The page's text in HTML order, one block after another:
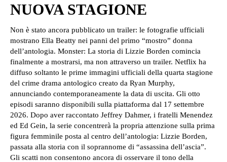
NUOVA STAGIONE
Non è stato ancora pubblicato un trailer: le fotografie ufficiali
mostrano Ella Beatty nei panni del primo “mostro” donna
dell’antologia. Monster: La storia di Lizzie Borden comincia
finalmente a mostrarsi, ma non attraverso un trailer. Netflix ha
diffuso soltanto le prime immagini ufficiali della quarta stagione
del crime drama antologico creato da Ryan Murphy,
annunciando contemporaneamente la data di uscita. Gli otto
episodi saranno disponibili sulla piattaforma dal 17 settembre
2026. Dopo aver raccontato Jeffrey Dahmer, i fratelli Menendez
ed Ed Gein, la serie concentrerà la propria attenzione sulla prima
figura femminile posta al centro dell’antologia: Lizzie Borden,
passata alla storia con il soprannome di “assassina dell’ascia”.
Gli scatti non consentono ancora di osservare il tono della